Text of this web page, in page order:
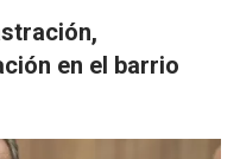
en el barrio